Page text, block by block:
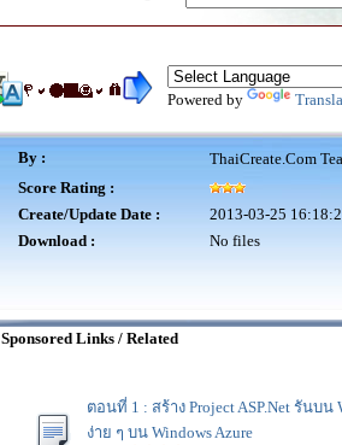
Powered by
By :
ThaiCreate.Com
Score Rating :
Create/Update Date :
2013-03-25
Download :
No files
Sponsored Links / Related
ตอนที่ 1 : สร้าง Project ASP.Net รันบน
ง่าย ๆ บน Windows Azure